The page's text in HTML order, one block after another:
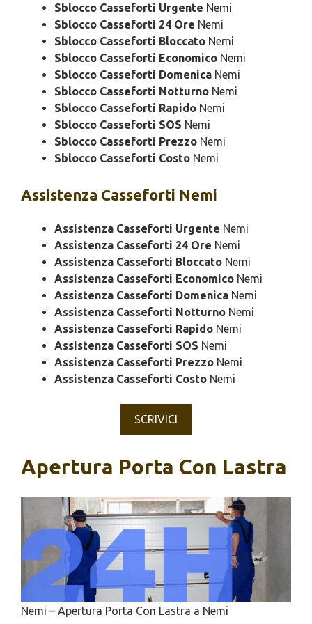
Sblocco Casseforti Urgente Nemi
Sblocco Casseforti 24 Ore Nemi
Sblocco Casseforti Bloccato Nemi
Sblocco Casseforti Economico Nemi
Sblocco Casseforti Domenica Nemi
Sblocco Casseforti Notturno Nemi
Sblocco Casseforti Rapido Nemi
Sblocco Casseforti SOS Nemi
Sblocco Casseforti Prezzo Nemi
Sblocco Casseforti Costo Nemi
Assistenza Casseforti Nemi
Assistenza Casseforti Urgente Nemi
Assistenza Casseforti 24 Ore Nemi
Assistenza Casseforti Bloccato Nemi
Assistenza Casseforti Economico Nemi
Assistenza Casseforti Domenica Nemi
Assistenza Casseforti Notturno Nemi
Assistenza Casseforti Rapido Nemi
Assistenza Casseforti SOS Nemi
Assistenza Casseforti Prezzo Nemi
Assistenza Casseforti Costo Nemi
SCRIVICI
Apertura Porta Con Lastra
Nemi – Apertura Porta Con Lastra a Nemi